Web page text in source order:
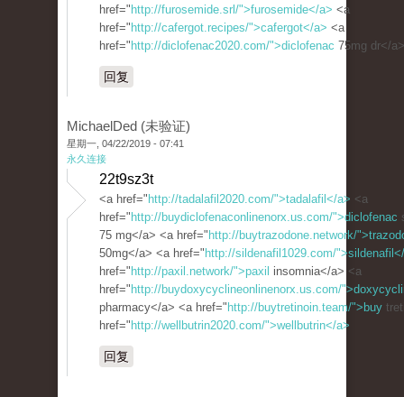
href=" http://furosemide.srl/">furosemide</a> <a
href=" http://cafergot.recipes/">cafergot</a> <a
href=" http://diclofenac2020.com/">diclofenac 75mg dr</a>
回复
MichaelDed (未验证)
星期一, 04/22/2019 - 07:41
永久连接
22t9sz3t
<a href=" http://tadalafil2020.com/">tadalafil</a> <a
href=" http://buydiclofenaconlinenorx.us.com/">diclofenac
75 mg</a> <a href=" http://buytrazodone.network/
50mg</a> <a href=" http://sildenafil1029.com/
href=" http://paxil.network/">paxil insomnia</a> <a
href=" http://buydoxycyclineonlinenorx.us.com/
pharmacy</a> <a href=" http://buytretinoin.team/">buy
href=" http://wellbutrin2020.com/">wellbutrin</a>
回复